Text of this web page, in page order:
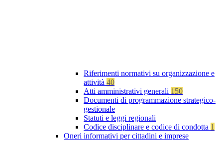
Riferimenti normativi su organizzazione e
attività 40
Atti amministrativi generali 150
Documenti di programmazione strategico-
gestionale
Statuti e leggi regionali
Codice disciplinare e codice di condotta 1
Oneri informativi per cittadini e imprese